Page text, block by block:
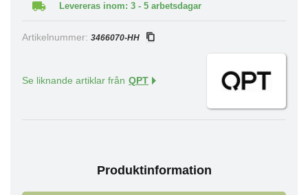
Levereras inom: 3 - 5 arbetsdagar
Artikelnummer: 3466070-HH
Se liknande artiklar från QPT
Produktinformation